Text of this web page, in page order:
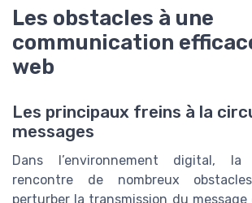
Les obstacles à une
communication
web
Les principaux freins à la
messages
Dans l’environnement digital, la
rencontre de nombreux
perturber la transmission du message